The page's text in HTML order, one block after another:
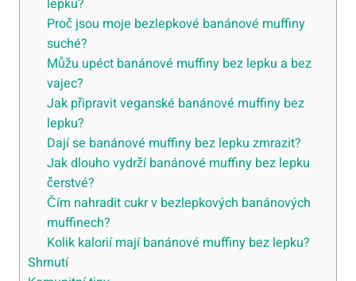
Proč jsou moje bezlepkové banánové muffiny
suché?
Můžu upéct banánové muffiny bez lepku a bez
vajec?
Jak připravit veganské banánové muffiny bez
lepku?
Dají se banánové muffiny bez lepku zmrazit?
Jak dlouho vydrží banánové muffiny bez lepku
čerstvé?
Čím nahradit cukr v bezlepkových banánových
muffinech?
Kolik kalorií mají banánové muffiny bez lepku?
Shrnutí